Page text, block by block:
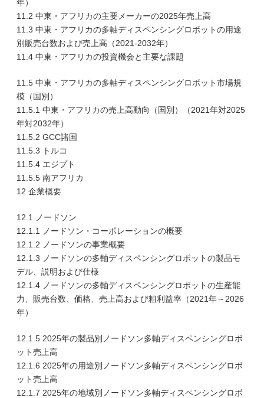
年）
11.2 中東・アフリカの主要メーカーの2025年売上高
11.3 中東・アフリカの多軸ディスペンシングロボットの用途
別販売台数および売上高（2021-2032年）
11.4 中東・アフリカの投資機会と主要な課題
11.5 中東・アフリカの多軸ディスペンシングロボット市場規
模（国別）
11.5.1 中東・アフリカの売上高動向（国別）（2021年対2025
年対2032年）
11.5.2 GCC諸国
11.5.3 トルコ
11.5.4 エジプト
11.5.5 南アフリカ
12 企業概要
12.1 ノードソン
12.1.1 ノードソン・コーポレーションの概要
12.1.2 ノードソンの事業概要
12.1.3 ノードソンの多軸ディスペンシングロボットの製品モ
デル、説明および仕様
12.1.4 ノードソンの多軸ディスペンシングロボットの生産能
力、販売台数、価格、売上高および粗利益率（2021年～2026
年）
12.1.5 2025年の製品別ノードソン多軸ディスペンシングロボ
ット売上高
12.1.6 2025年の用途別ノードソン多軸ディスペンシングロボ
ット売上高
12.1.7 2025年の地域別ノードソン多軸ディスペンシングロボ